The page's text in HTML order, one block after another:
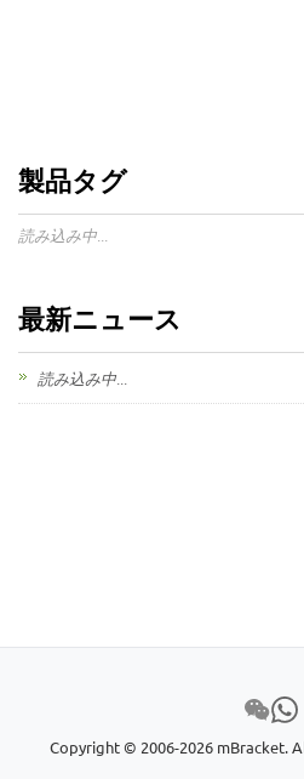
製品タグ
読み込み中...
最新ニュース
読み込み中...
Copyright © 2006-2026 mBracket.